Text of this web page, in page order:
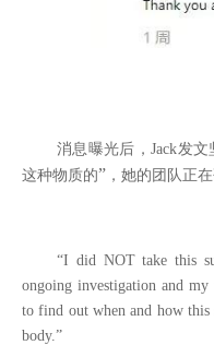
消息曝光后，Jack发文
这种物质的” ，她的团队正
“I did NOT take this
ongoing investigation and
to find out when and how this
body.”